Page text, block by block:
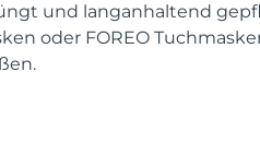
und langanhaltend
oder FOREO